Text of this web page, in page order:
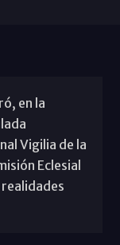
en la
Vigilia de la
Eclesial